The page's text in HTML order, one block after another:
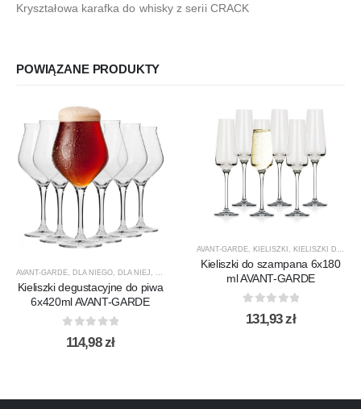
Kryształowa karafka do whisky z serii CRACK
POWIĄZANE PRODUKTY
AVANT-GARDE, DLA NIEGO, DLA NIEJ , KIELISZKI KIELISZKI DO PIWA,KROSNO GLASS
Kieliszki degustacyjne do piwa
6x420ml AVANT-GARDE
out of 5
114,98zł
AVANT-GARDE, KIELISZKI , KIELISZKI DO SZAMPANA
Kieliszki do szampana 6x180
ml AVANT-GARDE
out of 5
131,93zł